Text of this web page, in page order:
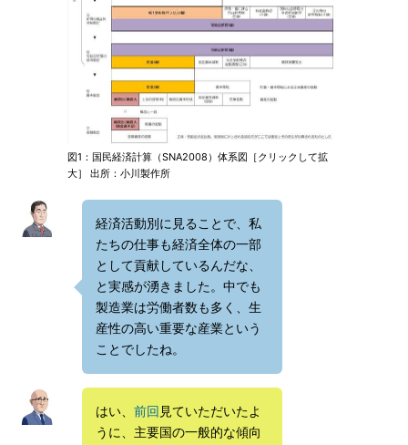
図1：国民経済計算（SNA2008）体系図［クリックして拡
大］ 出所：小川製作所
経済活動別に見ることで、私
たちの仕事も経済全体の一部
として貢献しているんだな、
と実感が湧きました。中でも
製造業は労働者数も多く、生
産性の高い重要な産業という
ことでしたね。
はい、 前回 見ていただいたよ
うに、主要国の一般的な傾向